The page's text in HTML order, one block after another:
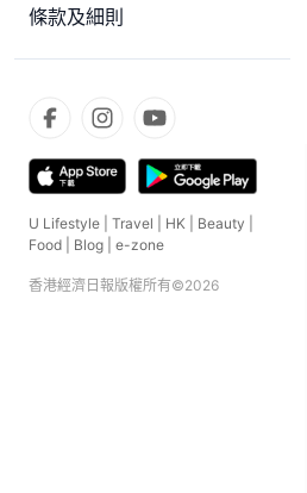
條款及細則
U Lifestyle Travel HK Beauty
Food
Blog e-zone
香港經濟日報版權所有©2026